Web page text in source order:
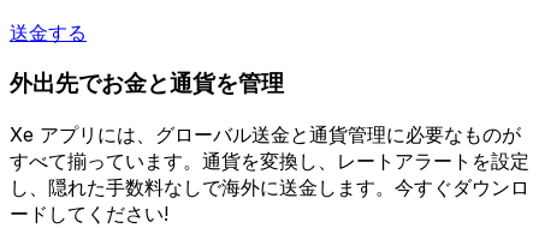
送金する
外出先でお金と通貨を管理
Xe アプリには、グローバル送金と通貨管理に必要なものが
すべて揃っています。通貨を変換し、レートアラートを設定
し、隠れた手数料なしで海外に送金します。今すぐダウンロ
ードしてください!